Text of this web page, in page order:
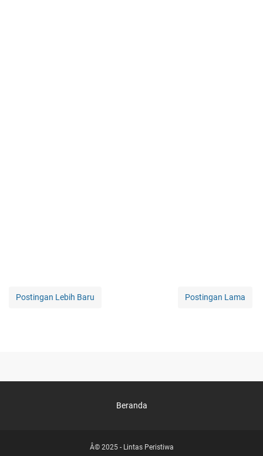
Postingan Lebih Baru Postingan Lama
Beranda
Â© 2025 - Lintas Peristiwa